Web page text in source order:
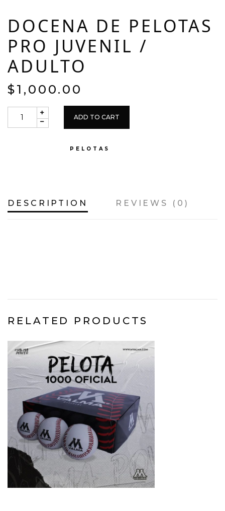
DOCENA DE PELOTAS
PRO JUVENIL /
ADULTO
$1,000.00
ADD TO CART
PELOTAS
DESCRIPTION REVIEWS (0)
RELATED PRODUCTS